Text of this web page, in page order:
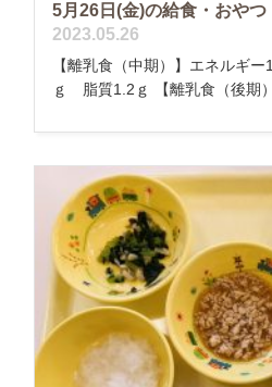
5月26日(金)の給食・おやつ
2023.05.26
【離乳食（中期）】エネルギ
ｇ 脂質1.2ｇ 【離乳食（後期